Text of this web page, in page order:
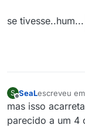
se tivesse..hum...
S
Offline
SeaLescreveu em
última
mas isso
parecido a um 4